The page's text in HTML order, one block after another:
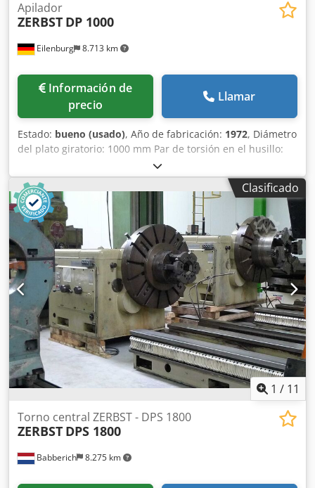
Eilenburg 8.713 km
Apilador
ZERBST DP 1000
Información de
precio
Llamar
Estado: bueno (usado), Año de fabricación: 1972, Diámetro
del plato giratorio: 1000 mm Par de torsión en el husillo:
900 Potencia total necesaria: 17 kW Dkodpfxszlzwfj Acfjr
Peso aproximado de la máquina: 6,1 t
Clasificado
1 / 11
Babberich 8.275 km
Torno central ZERBST - DPS 1800
ZERBST DPS 1800